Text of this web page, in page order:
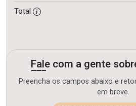
Total
Fale com a gente
Preencha os campos abaixo e
em breve.